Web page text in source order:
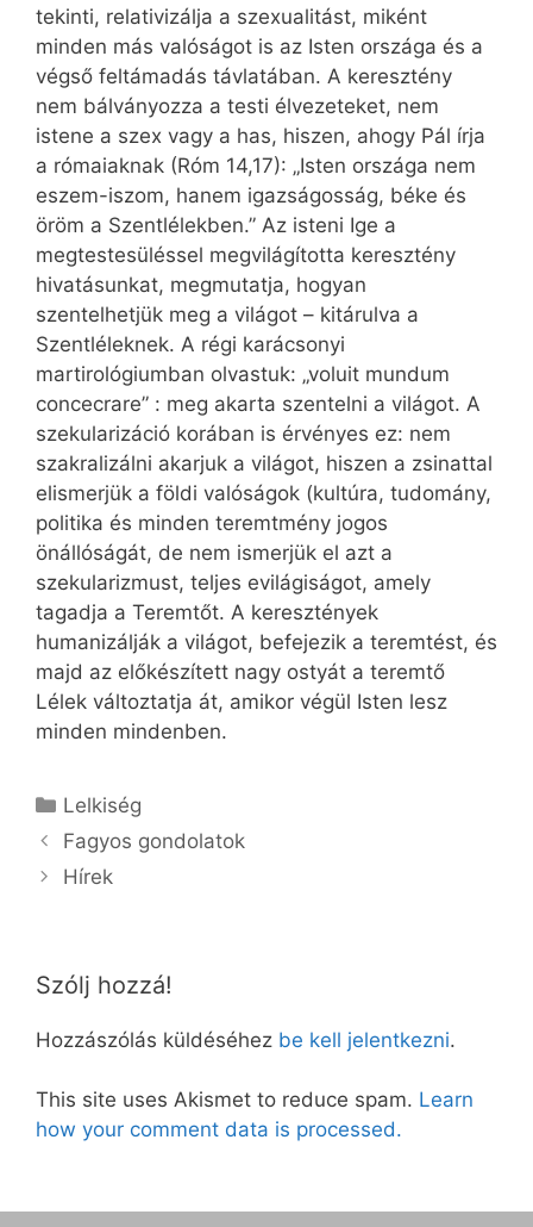
tekinti, relativizálja a szexualitást, miként
minden más valóságot is az Isten országa és a
végső feltámadás távlatában. A keresztény
nem bálványozza a testi élvezeteket, nem
istene a szex vagy a has, hiszen, ahogy Pál írja
a rómaiaknak (Róm 14,17): „Isten országa nem
eszem-iszom, hanem igazságosság, béke és
öröm a Szentlélekben.” Az isteni Ige a
megtestesüléssel megvilágította keresztény
hivatásunkat, megmutatja, hogyan
szentelhetjük meg a világot – kitárulva a
Szentléleknek. A régi karácsonyi
martirológiumban olvastuk: „voluit mundum
concecrare” : meg akarta szentelni a világot. A
szekularizáció korában is érvényes ez: nem
szakralizálni akarjuk a világot, hiszen a zsinattal
elismerjük a földi valóságok (kultúra, tudomány,
politika és minden teremtmény jogos
önállóságát, de nem ismerjük el azt a
szekularizmust, teljes evilágiságot, amely
tagadja a Teremtőt. A keresztények
humanizálják a világot, befejezik a teremtést, és
majd az előkészített nagy ostyát a teremtő
Lélek változtatja át, amikor végül Isten lesz
minden mindenben.
Kategória
Lelkiség
Fagyos gondolatok
Hírek
Szólj hozzá!
Hozzászólás küldéséhez be kell jelentkezni.
This site uses Akismet to reduce spam. Learn
how your comment data is processed.